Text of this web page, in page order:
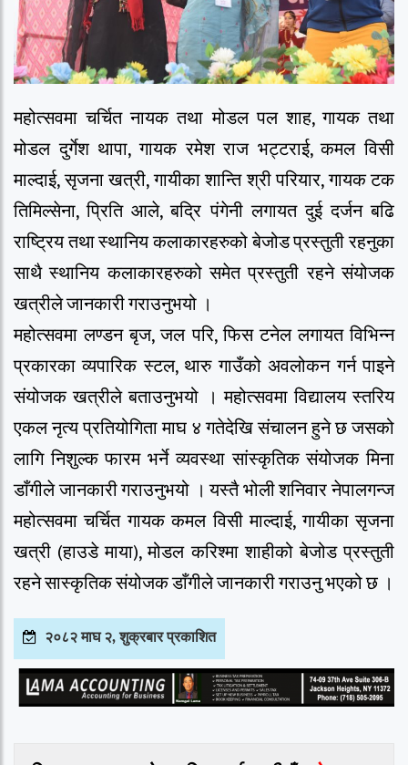
महोत्सवमा चर्चित नायक तथा मोडल पल शाह, गायक तथा
मोडल दुर्गेश थापा, गायक रमेश राज भट्टराई, कमल विसी
माल्दाई, सृजना खत्री, गायीका शान्ति श्री परियार, गायक टक
तिमिल्सेना, प्रिति आले, बद्रि पंगेनी लगायत दुई दर्जन बढि
राष्ट्रिय तथा स्थानिय कलाकारहरुको बेजोड प्रस्तुती रहनुका
साथै स्थानिय कलाकारहरुको समेत प्रस्तुती रहने संयोजक
खत्रीले जानकारी गराउनुभयो ।
महोत्सवमा लण्डन बृज, जल परि, फिस टनेल लगायत विभिन्न
प्रकारका व्यपारिक स्टल, थारु गाउँको अवलोकन गर्न पाइने
संयोजक खत्रीले बताउनुभयो । महोत्सवमा विद्यालय स्तरिय
एकल नृत्य प्रतियोगिता माघ ४ गतेदेखि संचालन हुने छ जसको
लागि निशुल्क फारम भर्ने व्यवस्था सांस्कृतिक संयोजक मिना
डाँगीले जानकारी गराउनुभयो । यस्तै भोली शनिवार नेपालगन्ज
महोत्सवमा चर्चित गायक कमल विसी माल्दाई, गायीका सृजना
खत्री (हाउडे माया), मोडल करिश्मा शाहीको बेजोड प्रस्तुती
रहने सास्कृतिक संयोजक डाँगीले जानकारी गराउनु भएको छ ।
२०८२ माघ २, शुक्रबार प्रकाशित